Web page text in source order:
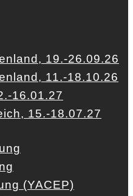
19.-26.09.26
11.-18.10.26
16.01.27
15.-18.07.27
(YACEP)